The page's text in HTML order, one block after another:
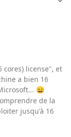
cores) license", et
a bien 16
😄
de la
jusqu'à 16